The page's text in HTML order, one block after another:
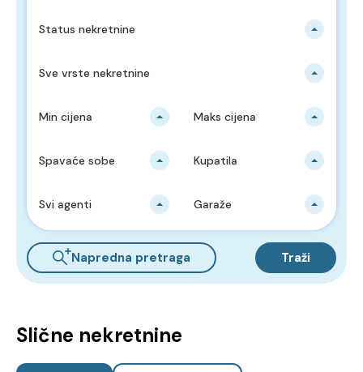
Status nekretnine
Sve vrste nekretnine
Min cijena Maks cijena
Spavaće sobe Kupatila
Svi agenti Garaže
Napredna pretraga Traži
Slične nekretnine